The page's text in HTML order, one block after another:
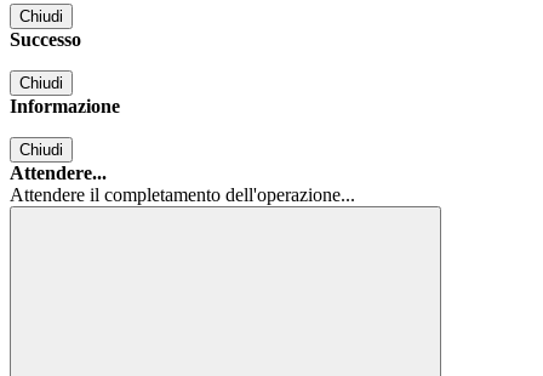
Chiudi
Successo
Chiudi
Informazione
Chiudi
Attendere...
Attendere il completamento dell'operazione...